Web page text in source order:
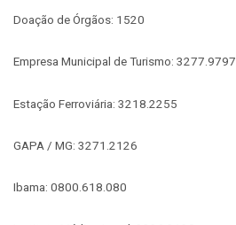
Doação de Órgãos: 1520
Empresa Municipal de Turismo: 3277.9797
Estação Ferroviária: 3218.2255
GAPA / MG: 3271.2126
Ibama: 0800.618.080